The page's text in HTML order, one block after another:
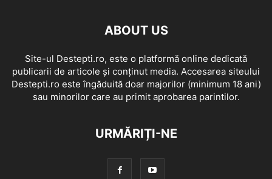
ABOUT US
Site-ul Destepti.ro, este o platformă online dedicată
publicarii de articole și conținut media. Accesarea siteului
Destepti.ro este îngăduită doar majorilor (minimum 18 ani)
sau minorilor care au primit aprobarea parintilor.
URMĂRIȚI-NE